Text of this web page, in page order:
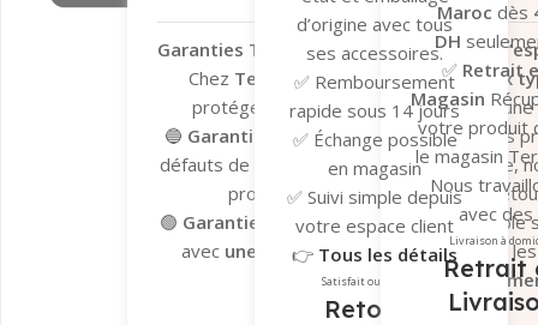
Garanties Tera.ma – Votre tranquillité
Chez Tera.ma, nous vous offronsdeux
protéger vos achats et vous garantir une
🔵 Garantie du fabricant– Valable sur les
défauts de fabrication. En cas de problème,
processus de dépannage et de
🟢 Garantie Tera.ma Seconde Vie– Valable
avec une couverture de 6 moiscontre les
réparation ou
Garantie du fabricant​ Garantie
d’origine avec tous
ses accessoires.
✅ Remboursement
rapide sous 14 jours
✅ Échange possible
en magasin
✅ Suivi simple depuis
votre espace client
👉 Tous les détails
ici
Satisfait ou remboursé
Retour et
Maroc dès
DH
✅ Retrait
Magasin
votre produit
le magasin
Nous
avec des
fiables pour
un suivi en
Livraison à
Retrait